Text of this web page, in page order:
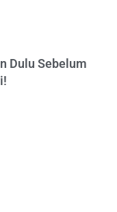
Dulu Sebelum